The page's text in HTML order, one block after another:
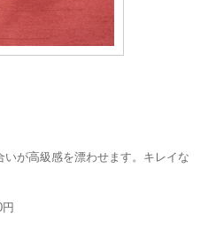
いが高級感を漂わせます。キレイな